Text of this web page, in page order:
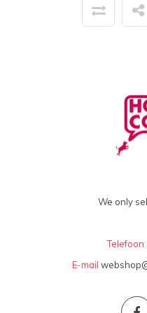
We only
Telefoon
E-mail